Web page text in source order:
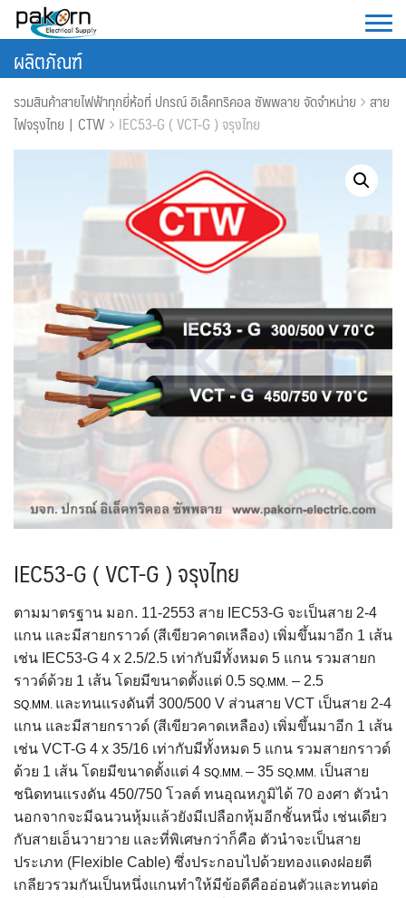
Skip
content
ผลิตภัณฑ์
รวมสินค้าสายไฟฟ้าทุกยี่ห้อที่ ปกรณ์ อิเล็คทริคอล ซัพพลาย จัดจำหน่าย สาย
ไฟจรุงไทย | CTW
IEC53-G ( VCT-G ) จรุงไทย
IEC53-G ( VCT-G ) จรุงไทย
ตามมาตรฐาน มอก. 11-2553 สาย IEC53-G จะเป็นสาย 2-4
แกน และมีสายกราวด์​ (สีเขียวคาดเหลือง) เพิ่มขึ้นมาอีก 1 เส้น
เช่น IEC53-G 4 x 2.5/2.5 เท่ากับมีทั้งหมด 5 แกน รวมสายก
ราวด์ด้วย 1 เส้น โดยมีขนาดตั้งแต่ 0.5 SQ.MM. – 2.5
SQ.MM. และทนแรงดันที่ 300/500 V ส่วนสาย VCT เป็นสาย 2-4
แกน และมีสายกราวด์​ (สีเขียวคาดเหลือง) เพิ่มขึ้นมาอีก 1 เส้น
เช่น VCT-G 4 x 35/16 เท่ากับมีทั้งหมด 5 แกน รวมสายกราวด์
ด้วย 1 เส้น โดยมีขนาดตั้งแต่ 4 SQ.MM. – 35 SQ.MM. เป็นสาย
ชนิดทนแรงดัน 450/750 โวลต์ ทนอุณหภูมิได้ 70 องศา ตัวนำ
นอกจากจะมีฉนวนหุ้มแล้วยังมีเปลือกหุ้มอีกชั้นหนึ่ง เช่นเดียว
กับสายเอ็นวายวาย และที่พิเศษกว่าก็คือ ตัวนำจะเป็นสาย
ประเภท (Flexible Cable) ซึ่งประกอบไปด้วยทองแดงฝอยตี
เกลียวรวมกันเป็นหนึ่งแกนทำให้มีข้อดีคืออ่อนตัวและทนต่อ